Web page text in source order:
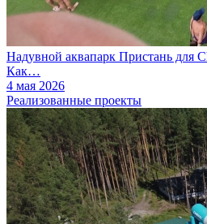
Надувной аквапарк Пристань для
Как…
4 мая 2026
Реализованные проекты